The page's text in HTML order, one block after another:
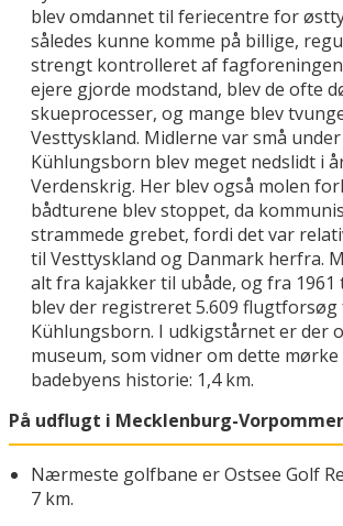
blev omdannet til feriecentre for
således kunne komme på billige,
strengt kontrolleret af
ejere gjorde modstand, blev de ofte
skueprocesser, og mange blev
Vesttyskland. Midlerne var små
Kühlungsborn blev meget nedslidt i
Verdenskrig. Her blev også molen
bådturene blev stoppet, da
strammede grebet, fordi det var
til Vesttyskland og Danmark herfra.
alt fra kajakker til ubåde, og fra 1961
blev der registreret 5.609 flugtforsøg
Kühlungsborn. I udkigstårnet er der
museum, som vidner om dette
badebyens historie: 1,4 km.
På udflugt i Mecklenburg-
Nærmeste golfbane er Ostsee Golf
7 km.